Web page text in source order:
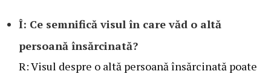
Î: Ce semnifică visul în care văd o altă
persoană însărcinată?
R: Visul despre o altă persoană însărcinată poate